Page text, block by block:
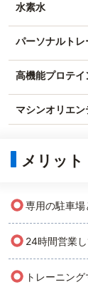
水素水
パーソナルトレ
高機能プロテ
マシンオリエ
メリット
○専用の駐車場
○ 24時間営業
○ トレーニン